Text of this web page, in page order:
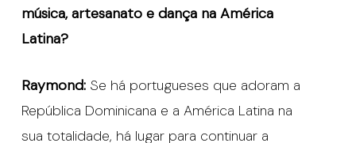
música, artesanato e dança na América
Latina?
Raymond: Se há portugueses que adoram a
República Dominicana e a América Latina na
sua totalidade, há lugar para continuar a